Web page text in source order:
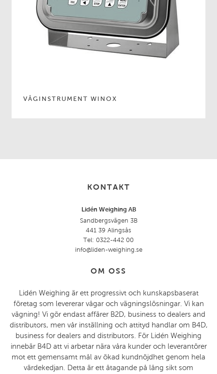
VÅGINSTRUMENT WINOX
KONTAKT
Lidén Weighing AB
Sandbergsvägen 3B
441 39 Alingsås
Tel: 0322-442 00
info@liden-weighing.se
OM OSS
Lidén Weighing är ett progressivt och kunskapsbaserat
företag som levererar vågar och vägningslösningar. Vi kan
vägning! Vi gör endast affärer B2D, business to dealers and
distributors, men vår inställning och attityd handlar om B4D,
business for dealers and distributors. För Lidén Weighing
innebär B4D att vi arbetar nära våra kunder och leverantörer
mot ett gemensamt mål av ökad kundnöjdhet genom hela
värdekedjan. Detta är ett åtagande på lång sikt som